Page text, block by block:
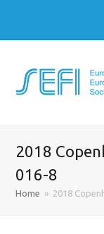
2018
016-8
Home » 2018